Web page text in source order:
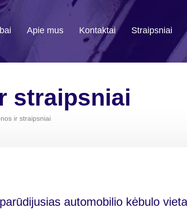
Apie mus Kontaktai Straipsniai
straipsniai
ir straipsniai
automobilio kėbulo